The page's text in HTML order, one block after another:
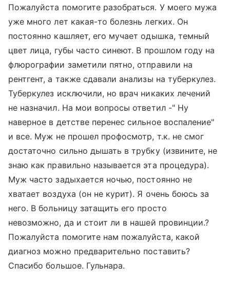
Пожалуйста помогите разобраться. У моего мужа
уже много лет какая-то болезнь легких. Он
постоянно кашляет, его мучает одышка, темный
цвет лица, губы часто синеют. В прошлом году на
флюрографии заметили пятно, отправили на
рентгент, а также сдавали анализы на туберкулез.
Туберкулез исключили, но врач никаких лечений
не назначил. На мои вопросы ответил -" Ну
наверное в детстве перенес сильное воспаление"
и все. Муж не прошел профосмотр, т.к. не смог
достаточно сильно дышать в трубку (извините, не
знаю как правильно называется эта процедура).
Муж часто задыхается ночью, постоянно не
хватает воздуха (он не курит). Я очень боюсь за
него. В больницу затащить его просто
невозможно, да и стоит ли в нашей провинции.?
Пожалуйста помогите нам пожалуйста, какой
диагноз можно предварительно поставить?
Спасибо большое. Гульнара.